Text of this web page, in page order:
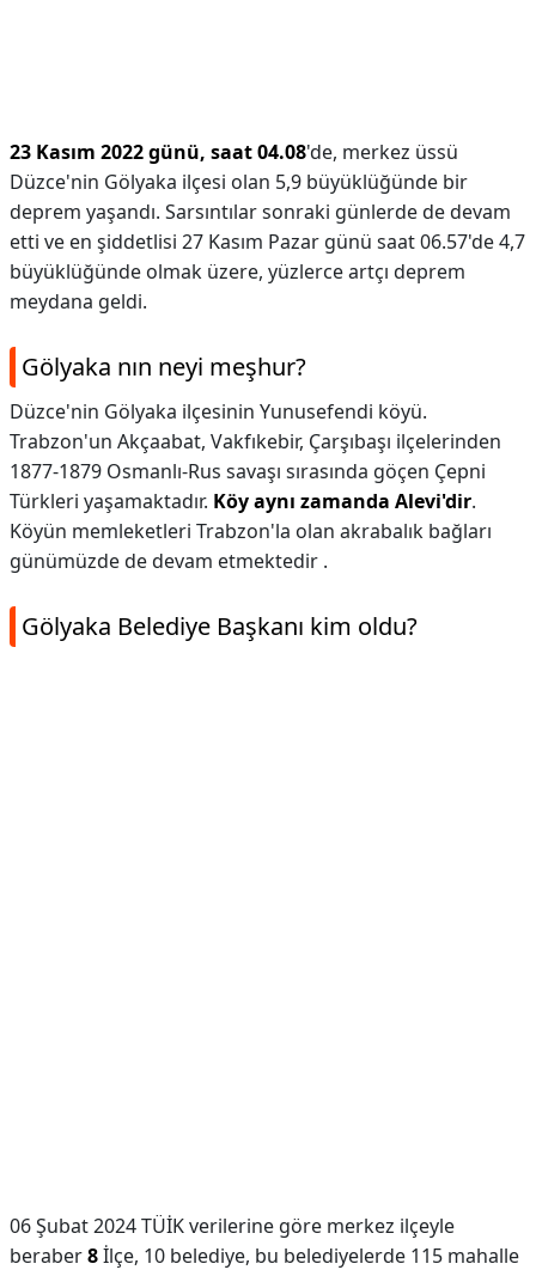
23 Kasım 2022 günü, saat 04.08'de, merkez üssü
Düzce'nin Gölyaka ilçesi olan 5,9 büyüklüğünde bir
deprem yaşandı. Sarsıntılar sonraki günlerde de devam
etti ve en şiddetlisi 27 Kasım Pazar günü saat 06.57'de 4,7
büyüklüğünde olmak üzere, yüzlerce artçı deprem
meydana geldi.
Gölyaka nın neyi meşhur?
Düzce'nin Gölyaka ilçesinin Yunusefendi köyü.
Trabzon'un Akçaabat, Vakfıkebir, Çarşıbaşı ilçelerinden
1877-1879 Osmanlı-Rus savaşı sırasında göçen Çepni
Türkleri yaşamaktadır. Köy aynı zamanda Alevi'dir.
Köyün memleketleri Trabzon'la olan akrabalık bağları
günümüzde de devam etmektedir .
Gölyaka Belediye Başkanı kim oldu?
06 Şubat 2024 TÜİK verilerine göre merkez ilçeyle
beraber8İlçe, 10 belediye, bu belediyelerde 115 mahalle